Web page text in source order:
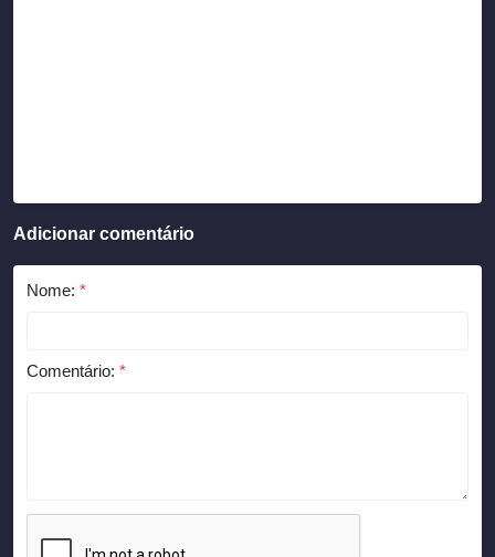
Adicionar comentário
Nome: *
Comentário: *